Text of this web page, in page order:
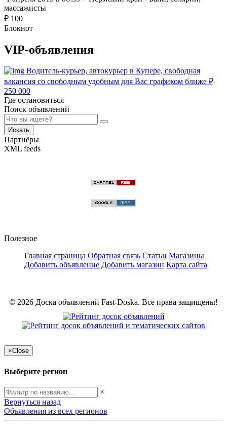
массажисты
₽ 100
Блокнот
VIP-объявления
Водитель-курьер, автокурьер в Купере, свободная
вакансия со свободным удобным для Вас графиком ближе ₽
250 000
Где остановиться
Поиск объявлений
Искать
Партнёры
XML feeds
Полезное
Главная страница Обратная связь Статьи Магазины
Добавить объявление Добавить магазин Карта сайта
© 2026 Доска объявлений Fast-Doska. Все права защищены!
×Close
Выберите регион
×
Вернуться назад
Объявления из всех регионов